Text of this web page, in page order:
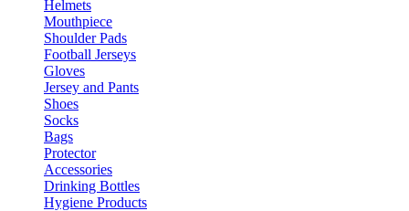
Helmets
Mouthpiece
Shoulder Pads
Football Jerseys
Gloves
Jersey and Pants
Shoes
Socks
Bags
Protector
Accessories
Drinking Bottles
Hygiene Products